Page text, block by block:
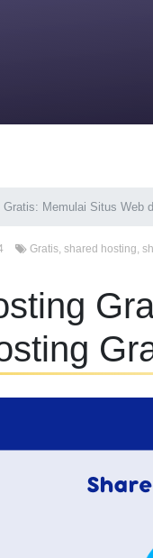
Gratis: Memulai Situs Web
Gratis, shared hosting,